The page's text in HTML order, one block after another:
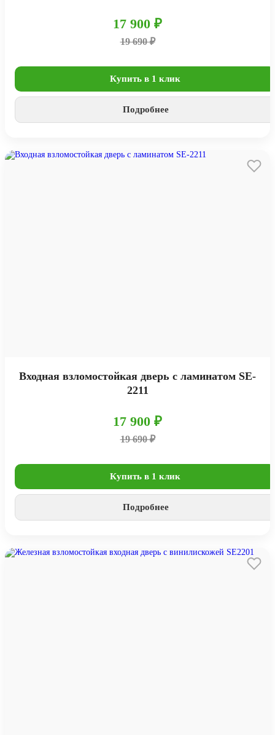
17 900 ₽
19 690 ₽
Купить в 1 клик
Подробнее
Входная взломостойкая дверь с ламинатом SE-
2211
17 900 ₽
19 690 ₽
Купить в 1 клик
Подробнее